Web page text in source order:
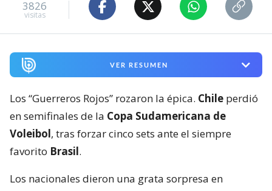
3826
visitas
VER RESUMEN
Los “Guerreros Rojos” rozaron la épica. Chile perdió
en semifinales de la Copa Sudamericana de
Voleibol, tras forzar cinco sets ante el siempre
favorito Brasil.
Los nacionales dieron una grata sorpresa en